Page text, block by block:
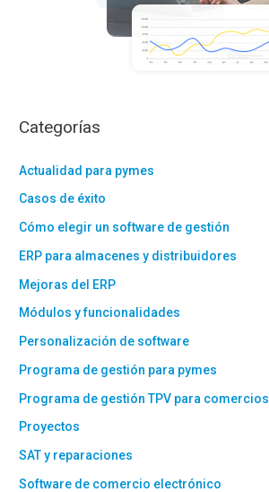
Categorías
Actualidad para pymes
Casos de éxito
Cómo elegir un software de gestión
ERP para almacenes y distribuidores
Mejoras del ERP
Módulos y funcionalidades
Personalización de software
Programa de gestión para pymes
Programa de gestión TPV para comercios
Proyectos
SAT y reparaciones
Software de comercio electrónico